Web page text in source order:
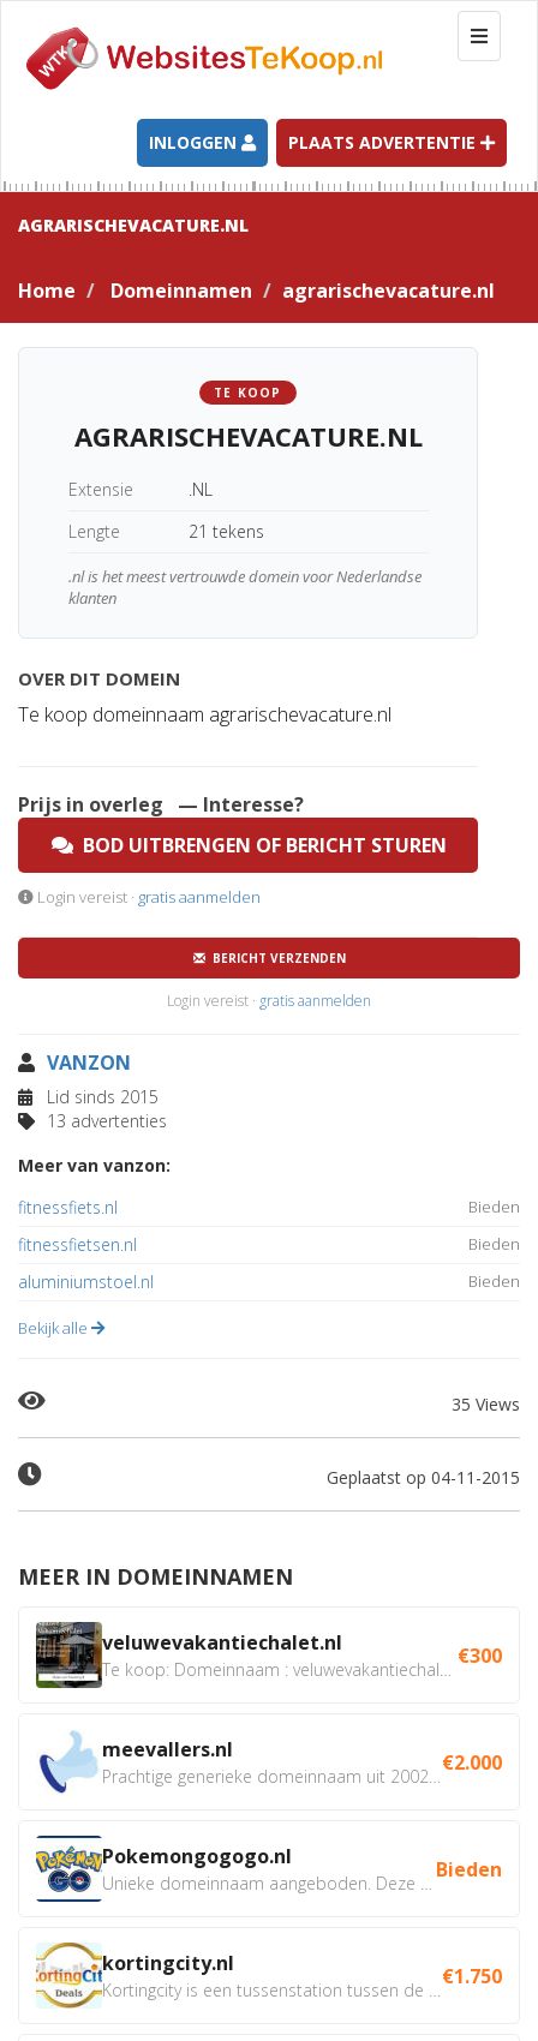
T
o
g
l
e
n
g
a
t
INLOGGEN PLAATS ADVERTENTIE
AGRARISCHEVACATURE.NL
Home Domeinnamen agrarischevacature.nl
TE KOOP
AGRARISCHEVACATURE.NL
Extensie
.NL
Lengte
21 tekens
.nl is het meest vertrouwde domein voor Nederlandse
klanten
OVER DIT DOMEIN
Te koop domeinnaam agrarischevacature.nl
Prijs in overleg
— Interesse?
BOD UITBRENGEN OF BERICHT STUREN
Login vereist · gratis aanmelden
BERICHT VERZENDEN
Login vereist · gratis aanmelden
VANZON
Lid sinds 2015
13 advertenties
Meer van vanzon:
fitnessfiets.nl
Bieden
fitnessfietsen.nl Bieden
aluminiumstoel.nl Bieden
Bekijk alle
35 Views
Geplaatst op 04-11-2015
MEER IN DOMEINNAMEN
veluwevakantiechalet.nl €300
meevallers.nl €2.000
Pokemongogogo.nl Bieden
kortingcity.nl €1.750